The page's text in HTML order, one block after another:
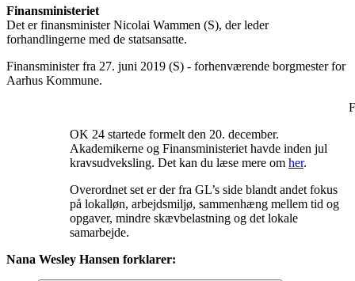
Finansministeriet
Det er finansminister Nicolai Wammen (S), der leder
forhandlingerne med de statsansatte.
Finansminister fra 27. juni 2019 (S) - forhenværende borgmester for
Aarhus Kommune.
OK 24 startede formelt den 20. december.
Akademikerne og Finansministeriet havde inden jul
kravsudveksling. Det kan du læse mere om her.
Overordnet set er der fra GL’s side blandt andet fokus
på lokalløn, arbejdsmiljø, sammenhæng mellem tid og
opgaver, mindre skævbelastning og det lokale
samarbejde.
Nana Wesley Hansen forklarer: